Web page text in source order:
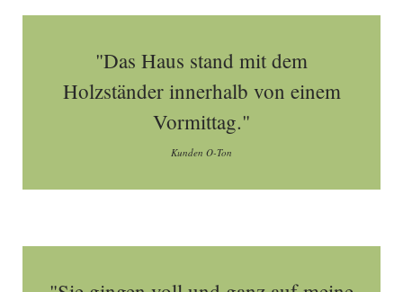
"Das Haus stand mit dem
Holzständer innerhalb von einem
Vormittag."
Kunden O-Ton